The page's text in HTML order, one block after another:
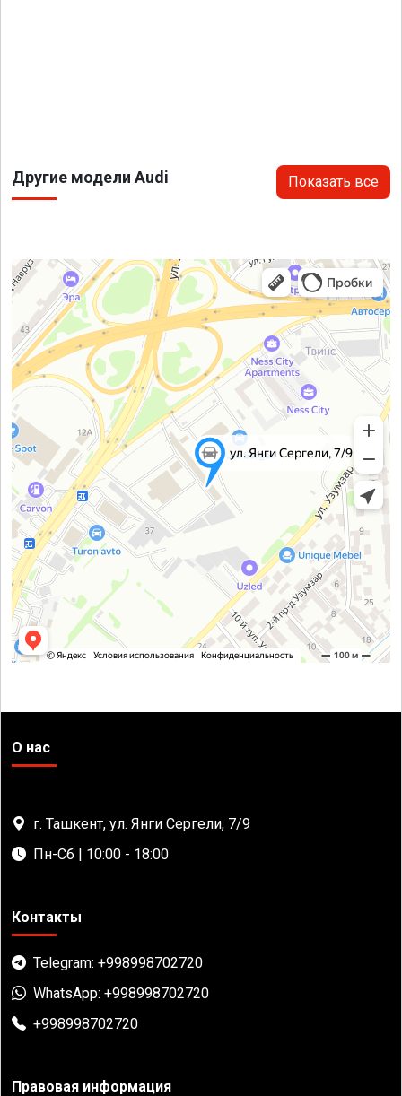
Другие модели Audi Показать все
О нас
г. Ташкент, ул. Янги Сергели, 7/9
Пн-Сб | 10:00 - 18:00
Контакты
Telegram: +998998702720
WhatsApp: +998998702720
+998998702720
Правовая информация